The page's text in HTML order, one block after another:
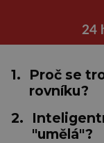
24
1.
Proč se
rovníku?
2.
"umělá"?